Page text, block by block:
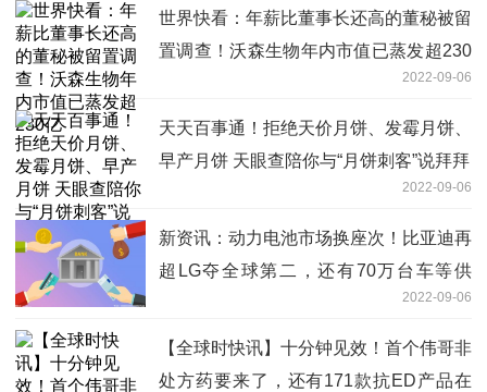
世界快看：年薪比董事长还高的董秘被留
置调查！沃森生物年内市值已蒸发超230
2022-09-06
天天百事通！拒绝天价月饼、发霉月饼、
早产月饼 天眼查陪你与“月饼刺客”说拜拜
2022-09-06
新资讯：动力电池市场换座次！比亚迪再
超LG夺全球第二，还有70万台车等供
2022-09-06
【全球时快讯】十分钟见效！首个伟哥非
处方药要来了，还有171款抗ED产品在